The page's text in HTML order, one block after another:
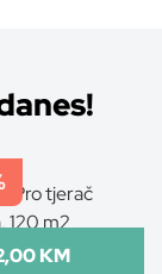
KM